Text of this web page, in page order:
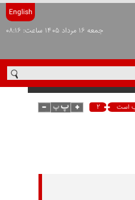
English
جمعه ۱۶ مرداد ۱۴۰۵ ساعت: ۰۸:۱۶
است ۲